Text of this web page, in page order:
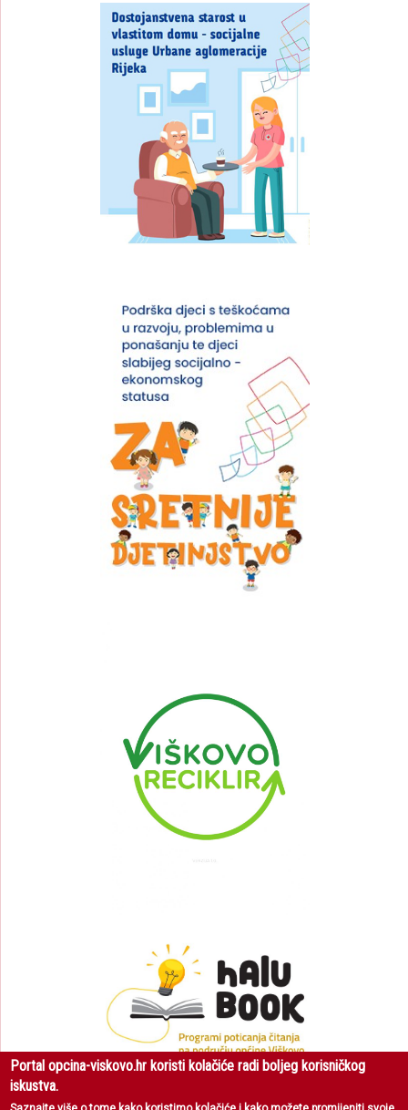
Portal opcina-viskovo.hr koristi kolačiće radi boljeg korisničkog
iskustva.